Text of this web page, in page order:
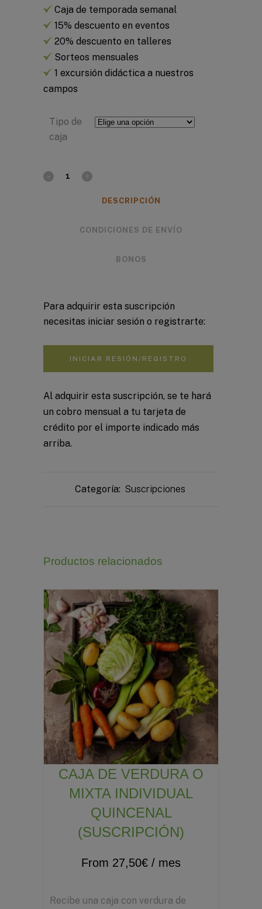
Caja de temporada semanal
15% descuento en eventos
20% descuento en talleres
Sorteos mensuales
1 excursión didáctica a nuestros
campos
Tipo de
caja
DESCRIPCIÓN
CONDICIONES DE ENVÍO
BONOS
Para adquirir esta suscripción
necesitas iniciar sesión o registrarte:
INICIAR RESIÓN/REGISTRO
Al adquirir esta suscripción, se te hará
un cobro mensual a tu tarjeta de
crédito por el importe indicado más
arriba.
Categoría: Suscripciones
Productos relacionados
CAJA DE VERDURA O
MIXTA INDIVIDUAL
QUINCENAL
(SUSCRIPCIÓN)
From 27,50€ / mes
Recibe una caja con verdura de